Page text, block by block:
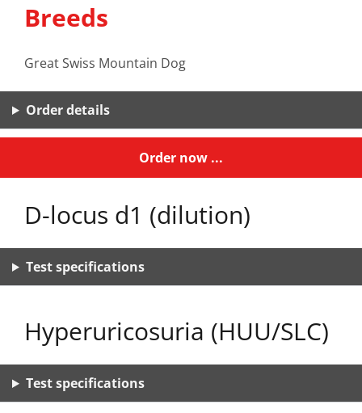
Breeds
Great Swiss Mountain Dog
Order details
Order now ...
D-locus d1 (dilution)
Test specifications
Hyperuricosuria (HUU/SLC)
Test specifications